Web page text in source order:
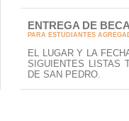
ENTREGA DE
PARA ESTUDIANTES
EL LUGAR Y LA
SIGUIENTES LISTAS
DE SAN PEDRO.